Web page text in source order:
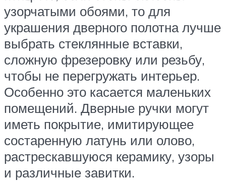
узорчатыми обоями, то для
украшения дверного полотна лучше
выбрать стеклянные вставки,
сложную фрезеровку или резьбу,
чтобы не перегружать интерьер.
Особенно это касается маленьких
помещений. Дверные ручки могут
иметь покрытие, имитирующее
состаренную латунь или олово,
растрескавшуюся керамику, узоры
и различные завитки.